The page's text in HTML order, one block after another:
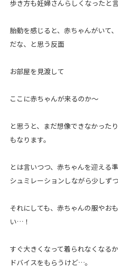
歩き方も妊婦さんらしくなったと
胎動を感じると、赤ちゃんがいて
だな、と思う反面
お部屋を見渡して
ここに赤ちゃんが来るのか〜
と思うと、まだ想像できなかった
もなります。
とは言いつつ、赤ちゃんを迎える
シュミレーションしながら少しず
それにしても、赤ちゃんの服やお
い…！
すぐ大きくなって着られなくなる
ドバイスをもらうけど…。